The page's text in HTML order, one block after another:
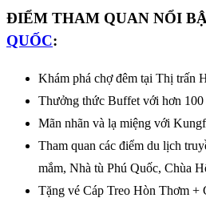
ĐIỂM THAM QUAN NỔI
QUỐC:
Khám phá chợ đêm tại Thị trấn
Thưởng thức Buffet với hơn
Mãn nhãn và lạ miệng với
Tham quan các điểm du lịch
mắm, Nhà tù Phú Quốc, Chùa
Tặng vé Cáp Treo Hòn Thơm